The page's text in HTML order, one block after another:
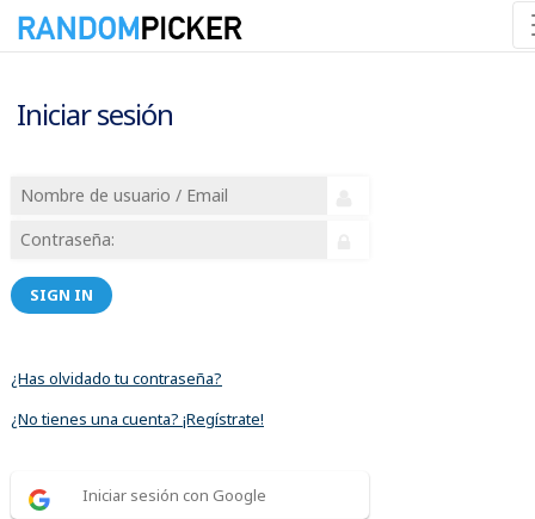
Iniciar sesión
SIGN IN
¿Has olvidado tu contraseña?
¿No tienes una cuenta? ¡Regístrate!
Iniciar sesión con Google